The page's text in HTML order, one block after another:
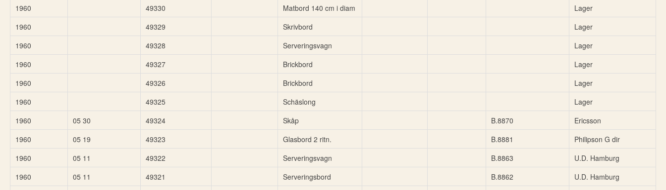
1960
49330 Matbord 140 cm i diam
Lager
1960
49329 Skrivbord
Lager
1960
49328 Serveringsvagn
Lager
1960
49327 Brickbord
Lager
1960
49326 Brickbord
Lager
1960
49325 Schäslong
Lager
1960
05 30 49324 Skåp B.8870
Ericsson
1960
05 19 49323 Glasbord 2 ritn. B.8881
Philipson G dir
1960
05 11 49322 Serveringsvagn B.8863
U.D. Hamburg
1960
05 11 49321 Serveringsbord B.8862
U.D. Hamburg